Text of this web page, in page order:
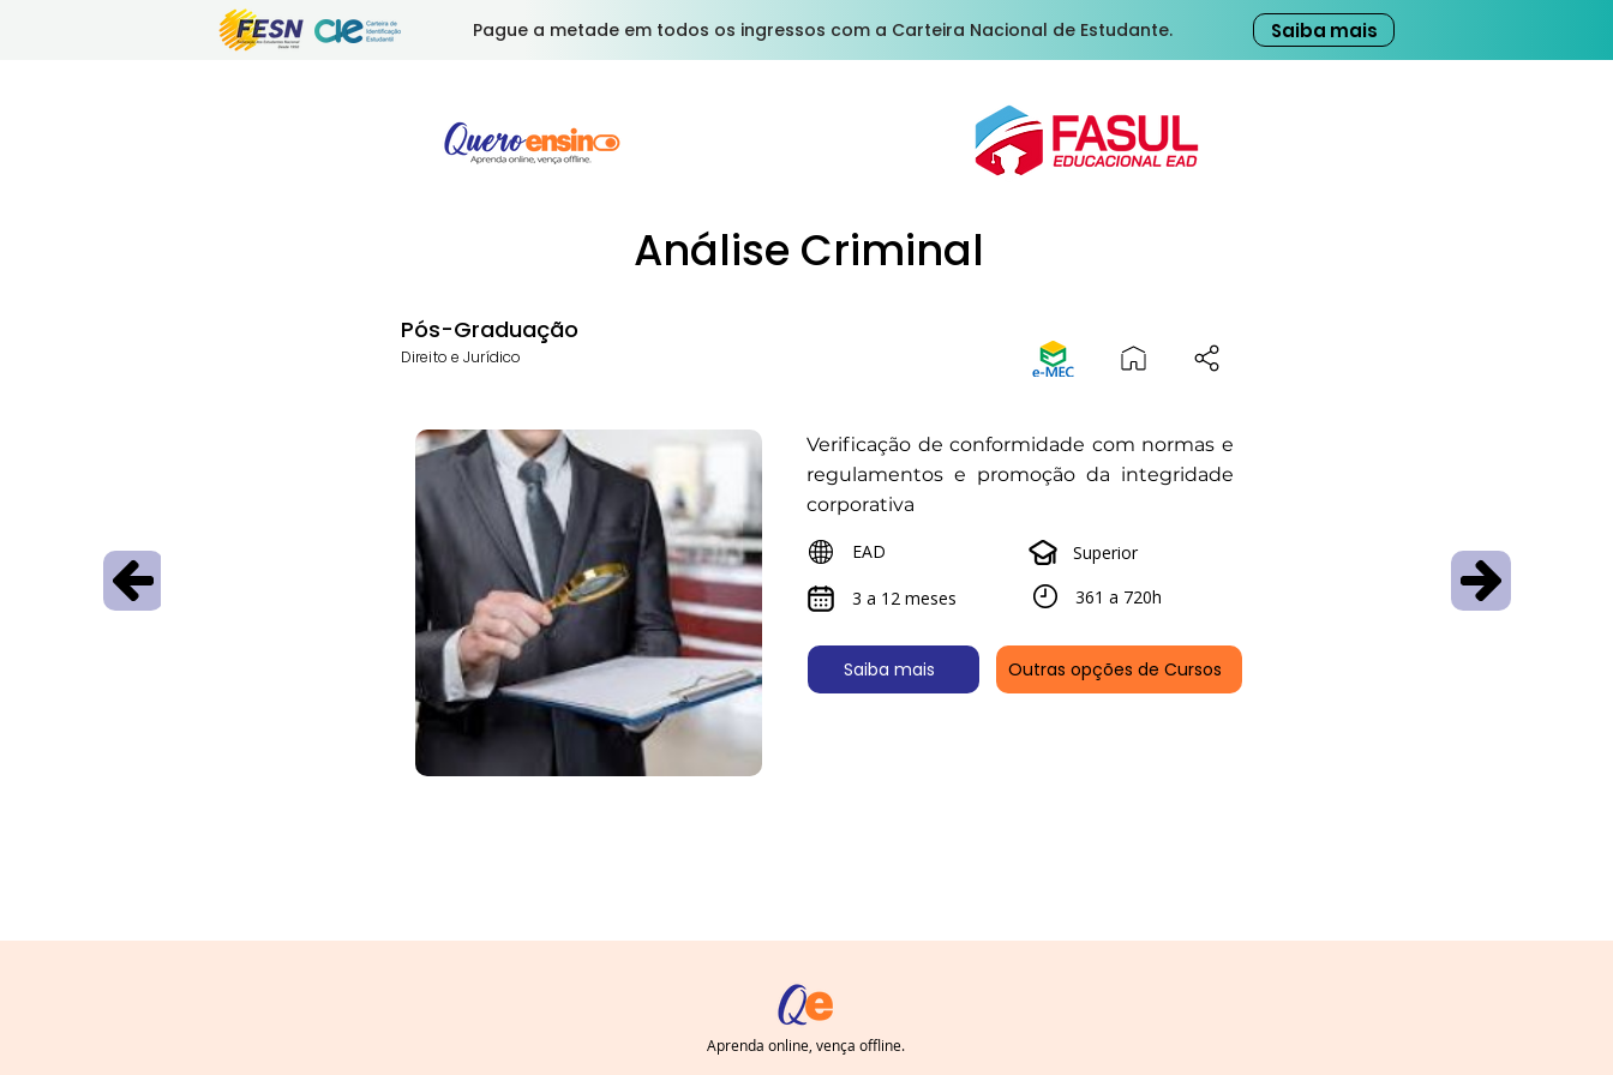
Pague a metade em todos os ingressos com a Carteira Nacional de Estudante. Saiba mais
Análise Criminal
Pós-Graduação
Direito e Jurídico
Verificação de conformidade com normas e
regulamentos e promoção da integridade
corporativa
EAD
Superior
3 a 12 meses
361 a 720h
Saiba mais Outras opções de Cursos
Aprenda online, vença offline.